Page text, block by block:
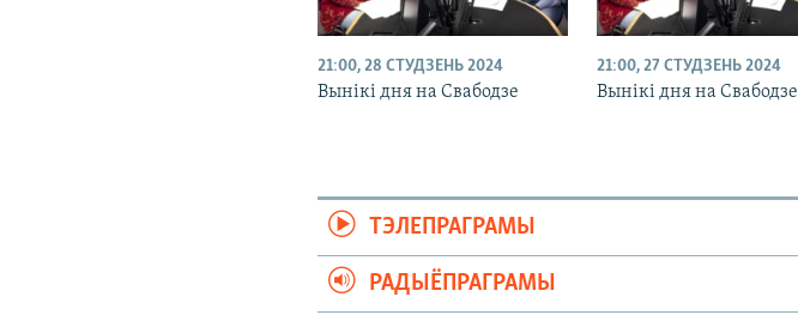
21:00, 28 СТУДЗЕНЬ 2024
Вынікі дня на Свабодзе
21:00, 27 СТУДЗЕНЬ 2024
Вынікі дня на Свабодзе
ТЭЛЕПРАГРАМЫ
РАДЫЁПРАГРАМЫ